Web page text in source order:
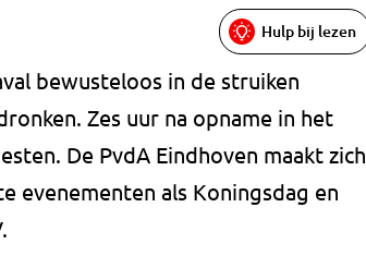
Hulp bij lezen
bewusteloos in de struiken
Zes uur na opname in het
De PvdA Eindhoven maakt zich
evenementen als Koningsdag en